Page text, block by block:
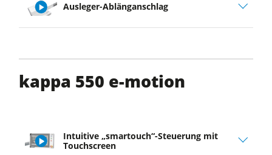
play
Ausleger-Ablänganschlag
kappa 550 e-motion
Intuitive „smartouch“-Steuerung mit
Touchscreen